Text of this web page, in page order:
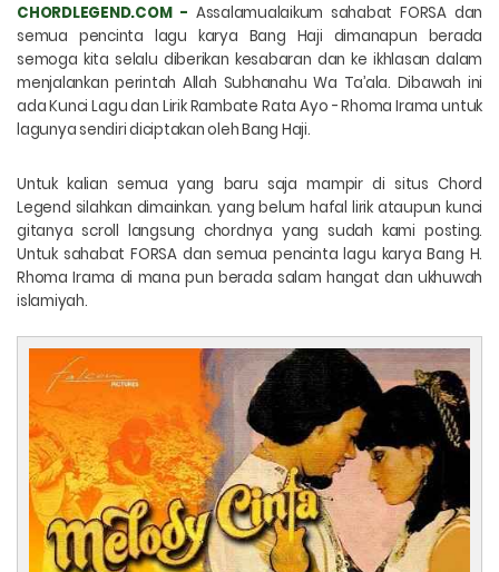
CHORDLEGEND.COM - Assalamualaikum sahabat FORSA dan
semua pencinta lagu karya Bang Haji dimanapun berada
semoga kita selalu diberikan kesabaran dan ke ikhlasan dalam
menjalankan perintah Allah Subhanahu Wa Ta’ala. Dibawah ini
adaKunci Lagu dan Lirik Rambate Rata Ayo - Rhoma Irama untuk
lagunya sendiri diciptakan oleh Bang Haji.
Untuk kalian semua yang baru saja mampir di situs Chord
Legend silahkan dimainkan. yang belum hafal lirik ataupun kunci
gitanya scroll langsung chordnya yang sudah kami posting.
Untuk sahabat FORSA dan semua pencinta lagu karya Bang H.
Rhoma Irama di mana pun berada salam hangat dan ukhuwah
islamiyah.